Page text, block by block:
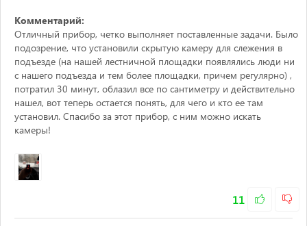
Комментарий:
Отличный прибор, четко выполняет поставленные задачи. Было
подозрение, что установили скрытую камеру для слежения в
подъезде (на нашей лестничной площадки появлялись люди ни
с нашего подъезда и тем более площадки, причем регулярно) ,
потратил 30 минут, облазил все по сантиметру и действительно
нашел, вот теперь остается понять, для чего и кто ее там
установил. Спасибо за этот прибор, с ним можно искать
камеры!
11